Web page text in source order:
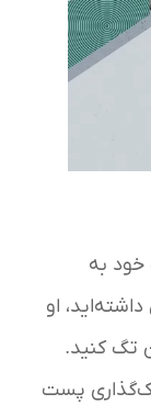
خود به
او
تگ کنید.
پست